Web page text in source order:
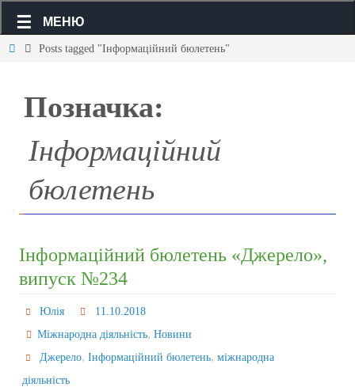
МЕНЮ
Posts tagged "Інформаційний бюлетень"
Позначка:
Інформаційний
бюлетень
Інформаційний бюлетень «Джерело»,
випуск №234
Юлія
11.10.2018
Міжнародна діяльність,Новини
Джерело,Інформаційний бюлетень,міжнародна
діяльність